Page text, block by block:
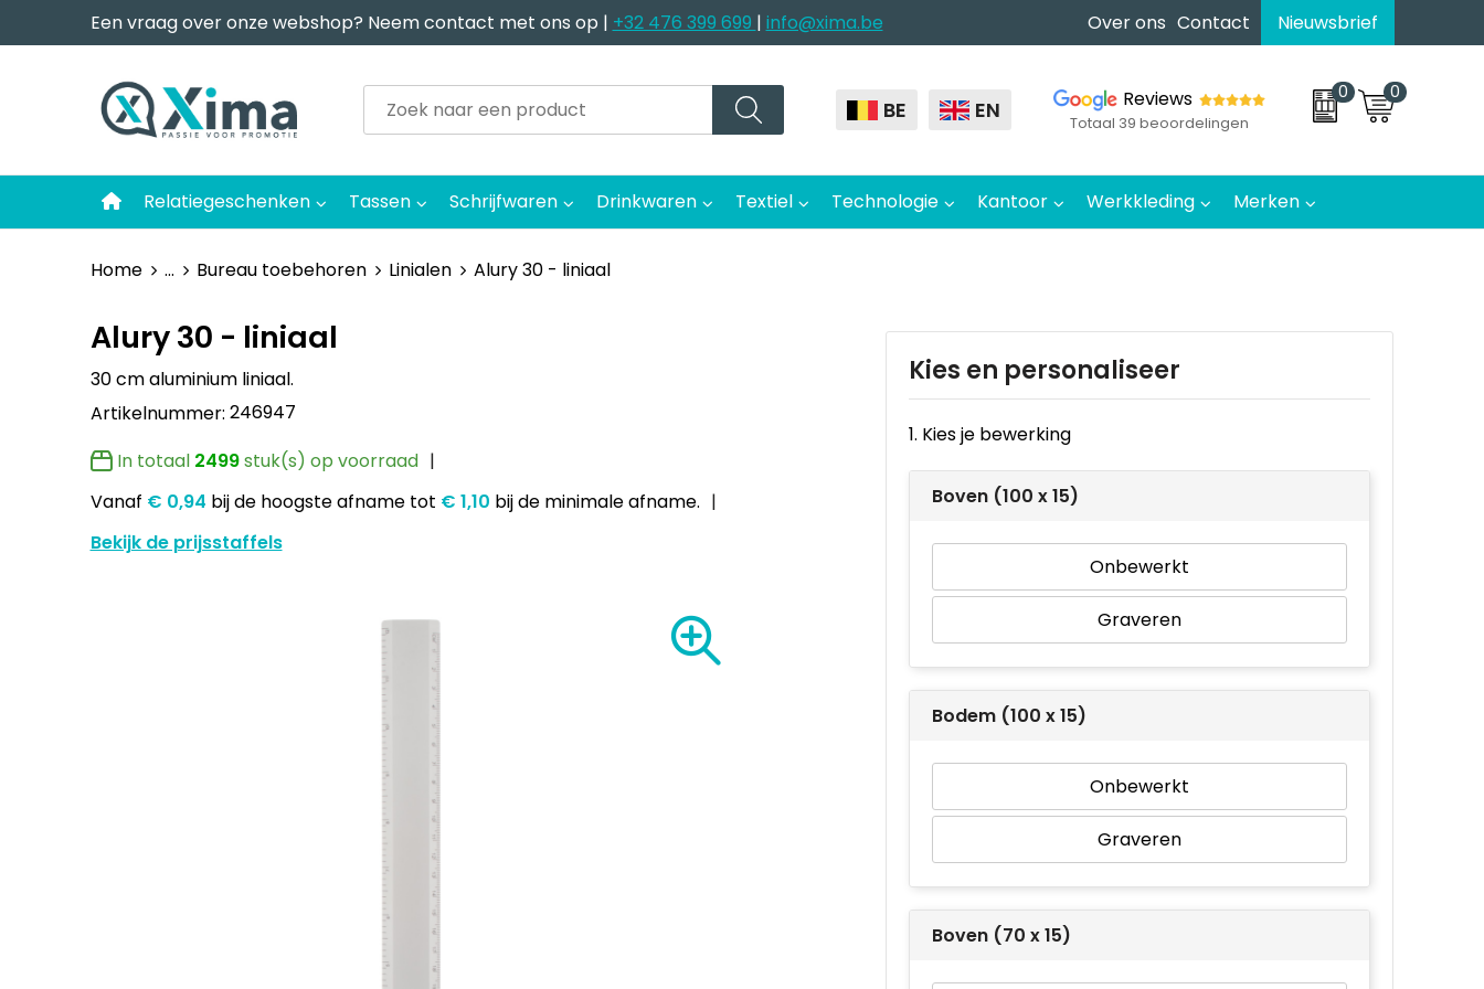
Een vraag over onze webshop? Neem contact met ons op | +32 476 399 699 | info@xima.be Over ons Contact Nieuwsbrief
BE EN Reviews
Totaal 39 beoordelingen
0 0
Relatiegeschenken Tassen Schrijfwaren Drinkwaren Textiel Technologie Kantoor Werkkleding Merken
Home ... Bureau toebehoren Linialen Alury 30 - liniaal
Alury 30 - liniaal
30 cm aluminium liniaal.
Artikelnummer: 246947
In totaal 2499stuk(s) op voorraad
Vanaf € 0,94 bij de hoogste afnametot € 1,10 bij de minimale afname.
Bekijk de prijsstaffels
Kies en personaliseer
1. Kies je bewerking
Boven (100 x 15)
Onbewerkt
Graveren
Bodem (100 x 15)
Onbewerkt
Graveren
Boven (70 x 15)